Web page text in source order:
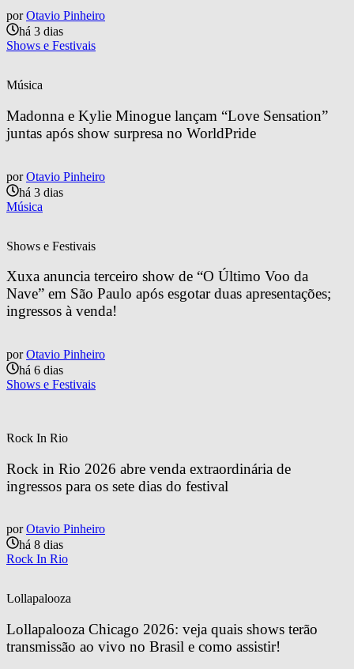
por Otavio Pinheiro
há 3 dias
Shows e Festivais
Música
Madonna e Kylie Minogue lançam “Love Sensation”
juntas após show surpresa no WorldPride
por Otavio Pinheiro
há 3 dias
Música
Shows e Festivais
Xuxa anuncia terceiro show de “O Último Voo da
Nave” em São Paulo após esgotar duas apresentações;
ingressos à venda!
por Otavio Pinheiro
há 6 dias
Shows e Festivais
Rock In Rio
Rock in Rio 2026 abre venda extraordinária de
ingressos para os sete dias do festival
por Otavio Pinheiro
há 8 dias
Rock In Rio
Lollapalooza
Lollapalooza Chicago 2026: veja quais shows terão
transmissão ao vivo no Brasil e como assistir!